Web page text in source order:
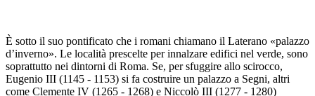
È sotto il suo pontificato che i romani chiamano il Laterano «palazzo
d’inverno». Le località prescelte per innalzare edifici nel verde, sono
soprattutto nei dintorni di Roma. Se, per sfuggire allo scirocco,
Eugenio III (1145 - 1153) si fa costruire un palazzo a Segni, altri
come Clemente IV (1265 - 1268) e Niccolò III (1277 - 1280)